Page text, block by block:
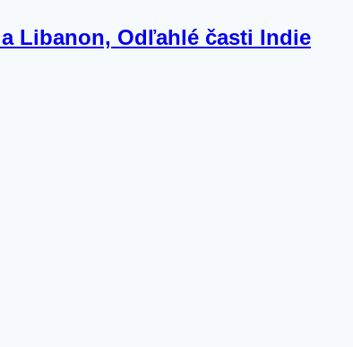
Libanon, Odľahlé časti Indie